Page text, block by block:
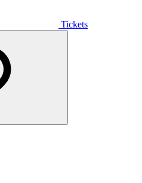
Tickets